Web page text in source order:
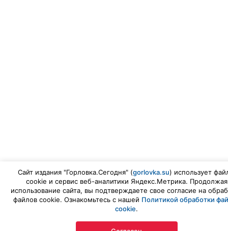
Сайт издания "Горловка.Сегодня" (gorlovka.su) использует
cookie и сервис веб-аналитики Яндекс.Метрика. Продолжая
использование сайта, вы подтверждаете свое согласие на
файлов cookie. Ознакомьтесь с нашей Политикой обработки
cookie.